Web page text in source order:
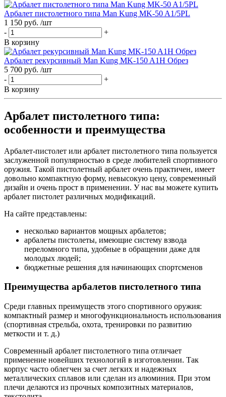
Арбалет пистолетного типа Man Kung MK-50 A1/5PL
1 150 руб. /шт
-
+
В корзину
Арбалет рекурсивный Man Kung MK-150 A1H Обрез
5 700 руб. /шт
-
+
В корзину
Арбалет пистолетного типа:
особенности и преимущества
Арбалет-пистолет или арбалет пистолетного типа пользуется
заслуженной популярностью в среде любителей спортивного
оружия. Такой пистолетный арбалет очень практичен, имеет
довольно компактную форму, невысокую цену, современный
дизайн и очень прост в применении. У нас вы можете купить
арбалет пистолет различных модификаций.
На сайте представлены:
несколько вариантов мощных арбалетов;
арбалеты пистолеты, имеющие систему взвода
переломного типа, удобные в обращении даже для
молодых людей;
бюджетные решения для начинающих спортсменов
Преимущества арбалетов пистолетного типа
Среди главных преимуществ этого спортивного оружия:
компактный размер и многофункциональность использования
(спортивная стрельба, охота, тренировки по развитию
меткости и т. д.)
Современный арбалет пистолетного типа отличает
применение новейших технологий в изготовлении. Так
корпус часто облегчен за счет легких и надежных
металлических сплавов или сделан из алюминия. При этом
плечи делаются из прочных композитных материалов,